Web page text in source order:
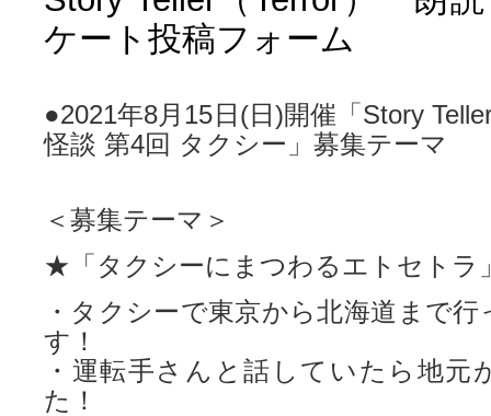
ケート投稿フォーム
●2021年8月15日(日)開催「Story
怪談 第4回 タクシー」募集テーマ
＜募集テーマ＞
★「タクシーにまつわるエトセトラ
・タクシーで東京から北海道まで
す！
・運転手さんと話していたら地元
た！